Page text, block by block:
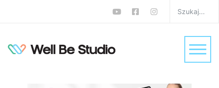
Kanapki z pastą z
pieczonej dyni. Kolacja i
szybka przekąska na